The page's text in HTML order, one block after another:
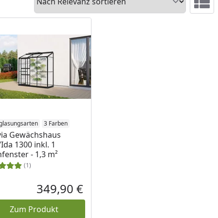
3 Farben
Gewächshaus
1300 inkl. 1
- 1,3 m²
(1)
Aktueller Preis
349,90 €
Zum Produkt